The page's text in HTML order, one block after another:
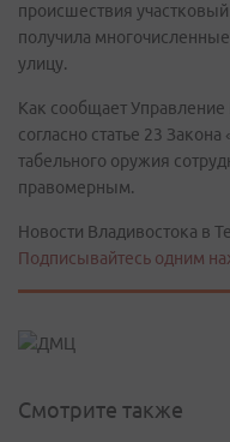
происшествия
получила
улицу.
Как сообщает
согласно статье 23
табельного оружия
правомерным.
Новости Владивостока в
Подписывайтесь одним
Смотрите также